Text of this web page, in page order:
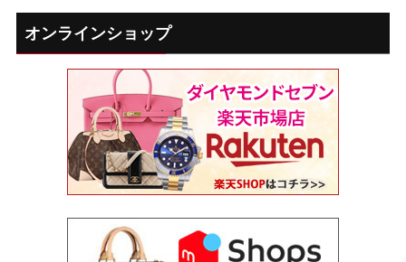
オンラインショップ